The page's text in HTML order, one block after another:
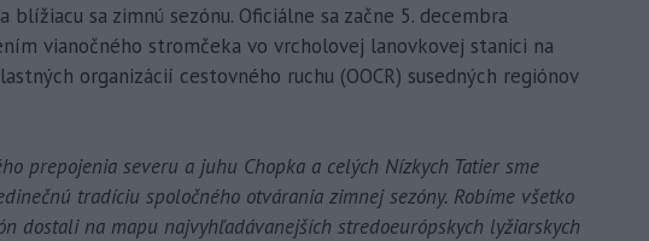
blížiacu sa zimnú sezónu. Oficiálne sa začne 5. decembra
vianočného stromčeka vo vrcholovej lanovkovej stanici na
organizácií cestovného ruchu (OOCR) susedných regiónov
prepojenia severu a juhu Chopka a celých Nízkych Tatier sme
tradíciu spoločného otvárania zimnej sezóny. Robíme všetko
dostali na mapu najvyhľadávanejších stredoeurópskych lyžiarskych